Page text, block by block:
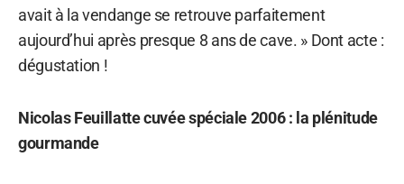
avait à la vendange se retrouve parfaitement
aujourd’hui après presque 8 ans de cave. » Dont acte :
dégustation !
Nicolas Feuillatte cuvée spéciale 2006 : la plénitude
gourmande